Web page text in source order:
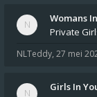
Womans
NLTeddy, 27 mei
Girls In